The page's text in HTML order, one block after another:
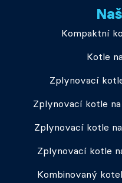
Kompaktní
Kotle
Zplynovací
Zplynovací kotle
Zplynovací kotle
Zplynovací kotle
Kombinovaný